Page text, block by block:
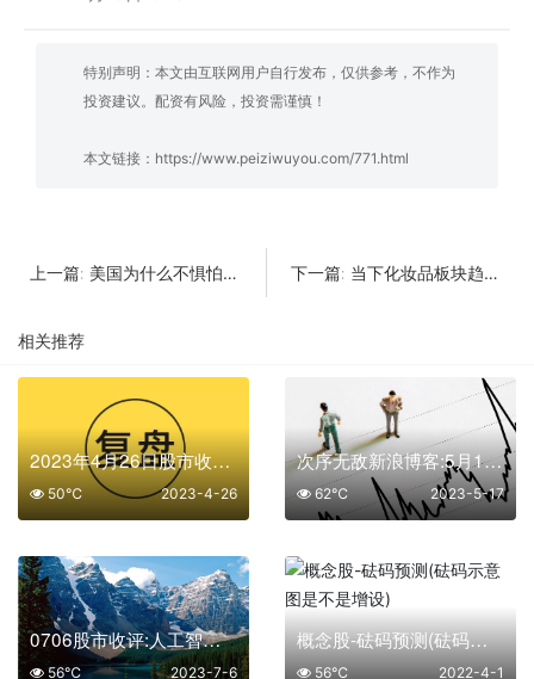
特别声明：本文由互联网用户自行发布，仅供参考，不作为
投资建议。配资有风险，投资需谨慎！
本文链接： https://www.peiziwuyou.com/771.html
上一篇: 美国为什么不惧怕经济危机 下一篇: 当下化妆品板块趋势分析
相关推荐
2023年4月26日股市收盘复盘
2023-4-26
50℃
次序无敌新浪博客:5月18日股市淘金早参
2023-5-17
62℃
0706股市收评:人工智能终于有反弹迹象!
2023-7-6
56℃
概念股-砝码预测(砝码示意图是不是增设)
2022-4-1
56℃